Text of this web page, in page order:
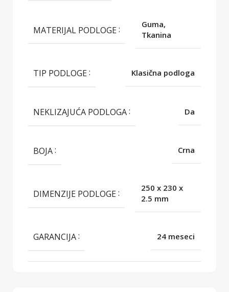
MATERIJAL PODLOGE
Guma,
Tkanina
TIP PODLOGE Klasična podloga
NEKLIZAJUĆA PODLOGA Da
BOJA Crna
DIMENZIJE PODLOGE
250 x 230 x
2.5 mm
GARANCIJA 24 meseci